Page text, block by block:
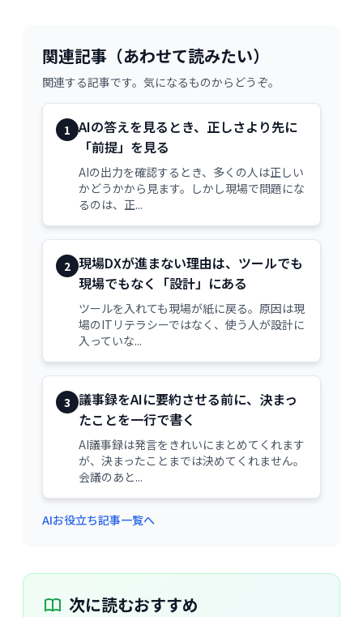
関連記事（あわせて読みたい）
関連する記事です。気になるものからどうぞ。
1 AIの答えを見るとき、正しさより先に
「前提」を見る
AIの出力を確認するとき、多くの人は正しい
かどうかから見ます。しかし現場で問題にな
るのは、正...
2 現場DXが進まない理由は、ツールでも
現場でもなく「設計」にある
ツールを入れても現場が紙に戻る。原因は現
場のITリテラシーではなく、使う人が設計に
入っていな...
3 議事録をAIに要約させる前に、決まっ
たことを一行で書く
AI議事録は発言をきれいにまとめてくれます
が、決まったことまでは決めてくれません。
会議のあと...
AIお役立ち記事一覧へ
次に読むおすすめ